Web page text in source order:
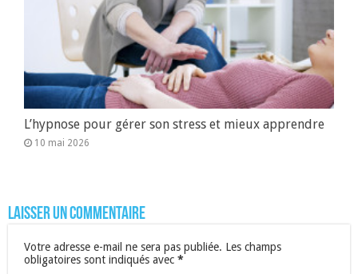
L’hypnose pour gérer son stress et mieux apprendre
10 mai 2026
Laisser un commentaire
Votre adresse e-mail ne sera pas publiée. Les champs
obligatoires sont indiqués avec *